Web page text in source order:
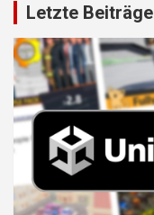
Letzte Beiträge